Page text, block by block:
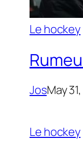
Le hockey
JosMay
Le hockey